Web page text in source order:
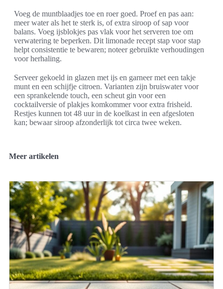
Voeg de muntblaadjes toe en roer goed. Proef en pas aan:
meer water als het te sterk is, of extra siroop of sap voor
balans. Voeg ijsblokjes pas vlak voor het serveren toe om
verwatering te beperken. Dit limonade recept stap voor stap
helpt consistentie te bewaren; noteer gebruikte verhoudingen
voor herhaling.
Serveer gekoeld in glazen met ijs en garneer met een takje
munt en een schijfje citroen. Varianten zijn bruiswater voor
een sprankelende touch, een scheut gin voor een
cocktailversie of plakjes komkommer voor extra frisheid.
Restjes kunnen tot 48 uur in de koelkast in een afgesloten
kan; bewaar siroop afzonderlijk tot circa twee weken.
Meer artikelen